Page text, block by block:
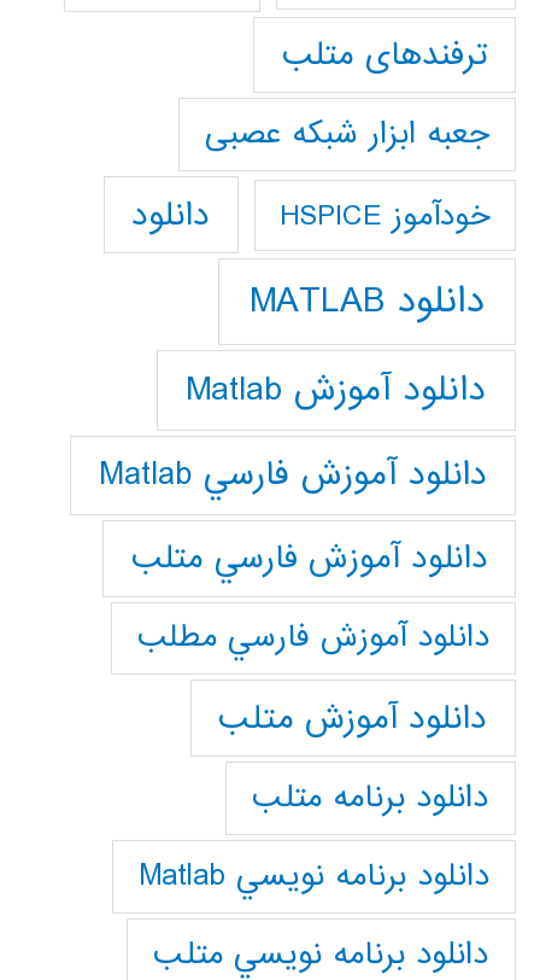
ترفندهای متلب
جعبه ابزار شبکه عصبی
خودآموز HSPICE دانلود
دانلود MATLAB
دانلود آموزش Matlab
دانلود آموزش فارسي Matlab
دانلود آموزش فارسي متلب
دانلود آموزش فارسي مطلب
دانلود آموزش متلب
دانلود برنامه متلب
دانلود برنامه نويسي Matlab
دانلود برنامه نويسي متلب